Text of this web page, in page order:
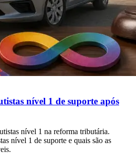
nível 1 de suporte após
nível 1 na reforma tributária.
nível 1 de suporte e quais são as